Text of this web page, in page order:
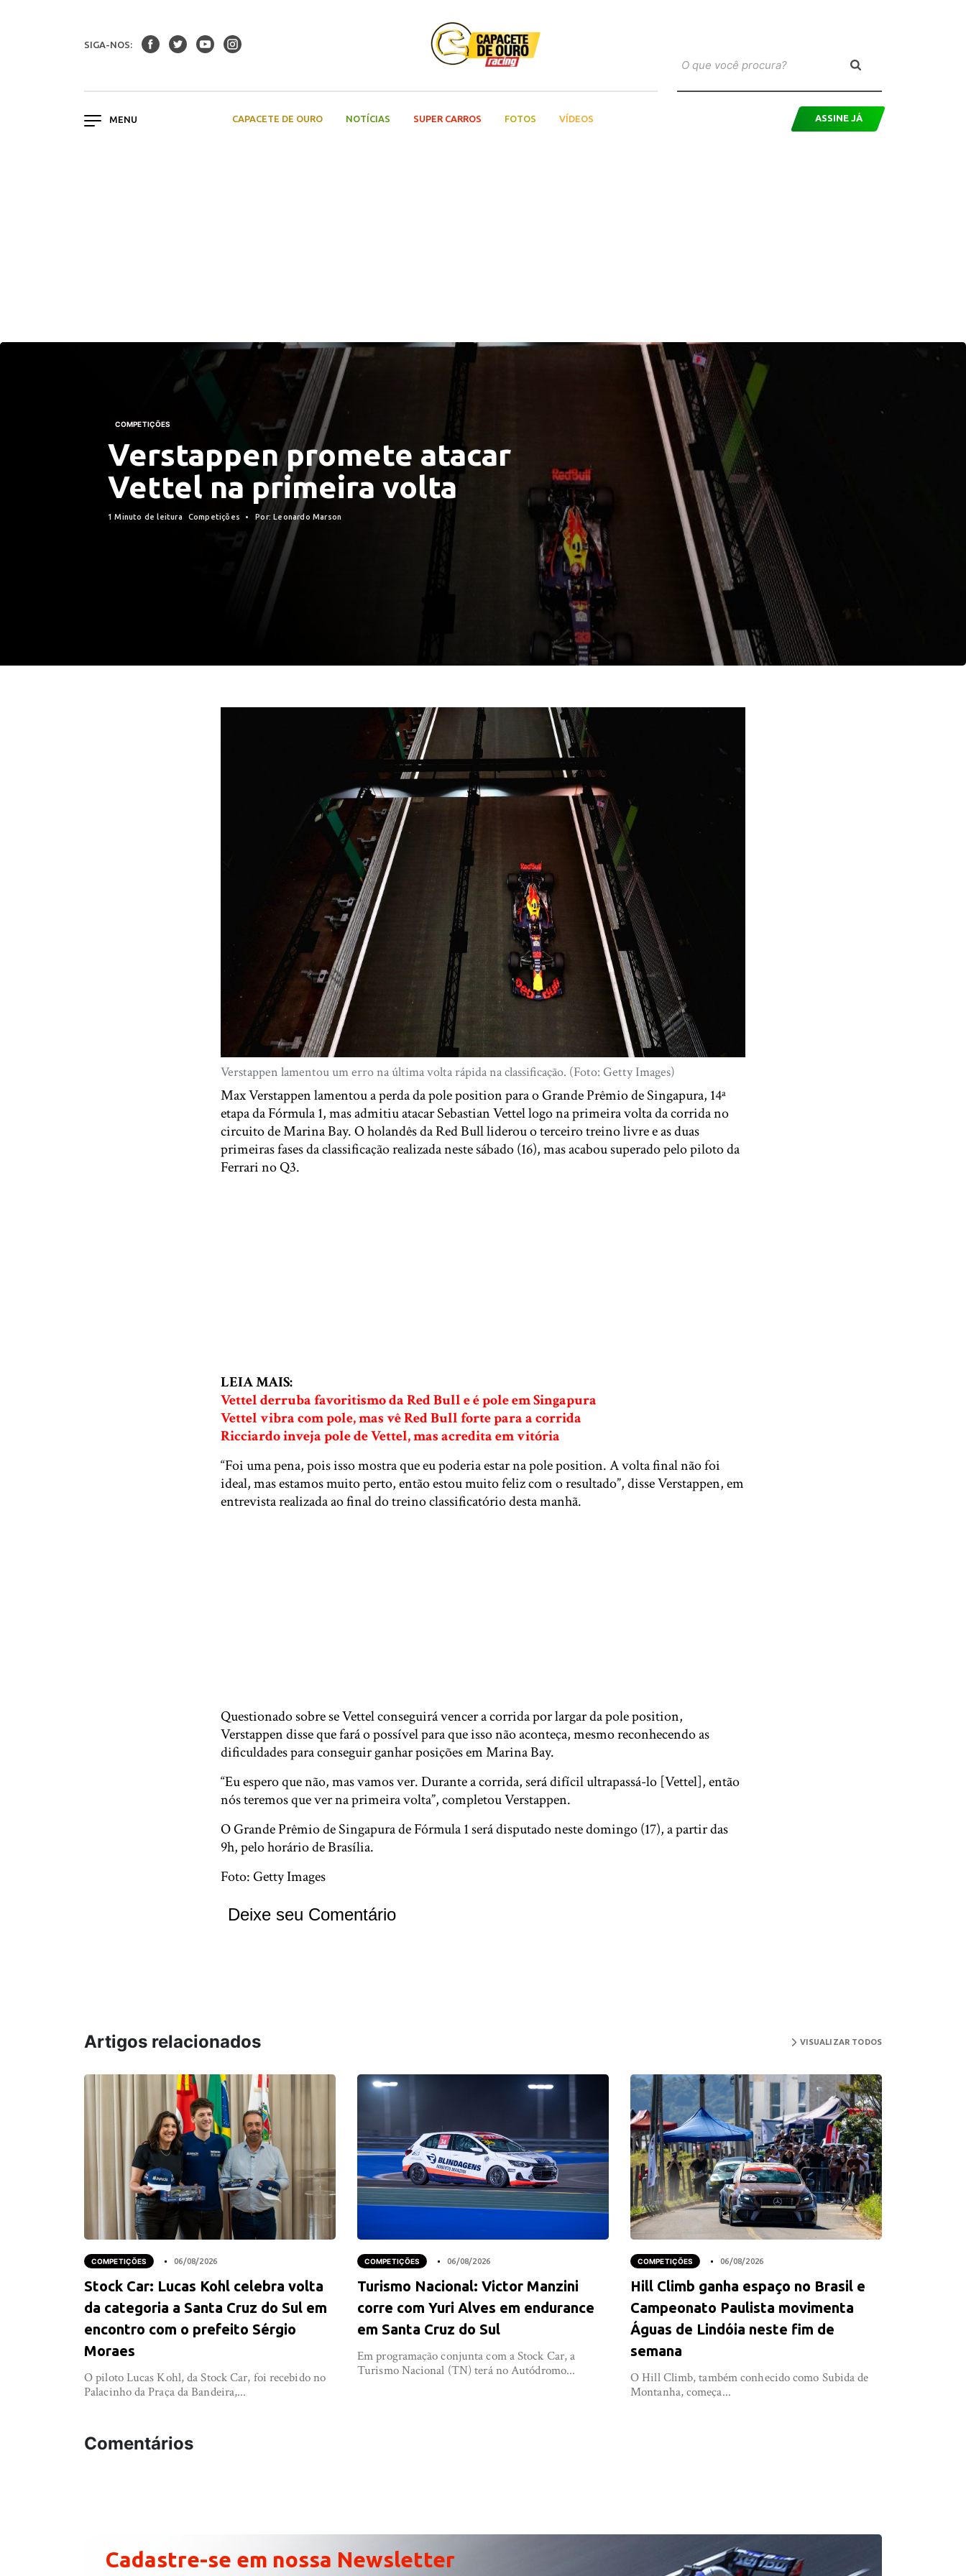
SIGA-NOS:
CAPACETE DE OURO NOTÍCIAS SUPER CARROS FOTOS VÍDEOS ASSINE JÁ
COMPETIÇÕES
Verstappen promete atacar
Vettel na primeira volta
1 Minuto de leitura Competições Por: Leonardo Marson
Verstappen lamentou um erro na última volta rápida na classificação. (Foto: Getty Images)
Max Verstappen lamentou a perda da pole position para o Grande Prêmio de Singapura, 14ª
etapa da Fórmula 1, mas admitiu atacar Sebastian Vettel logo na primeira volta da corrida no
circuito de Marina Bay. O holandês da Red Bull liderou o terceiro treino livre e as duas
primeiras fases da classificação realizada neste sábado (16), mas acabou superado pelo piloto da
Ferrari no Q3.
LEIA MAIS:
Vettel derruba favoritismo da Red Bull e é pole em Singapura
Vettel vibra com pole, mas vê Red Bull forte para a corrida
Ricciardo inveja pole de Vettel, mas acredita em vitória
“Foi uma pena, pois isso mostra que eu poderia estar na pole position. A volta final não foi
ideal, mas estamos muito perto, então estou muito feliz com o resultado”, disse Verstappen, em
entrevista realizada ao final do treino classificatório desta manhã.
Questionado sobre se Vettel conseguirá vencer a corrida por largar da pole position,
Verstappen disse que fará o possível para que isso não aconteça, mesmo reconhecendo as
dificuldades para conseguir ganhar posições em Marina Bay.
“Eu espero que não, mas vamos ver. Durante a corrida, será difícil ultrapassá-lo [Vettel], então
nós teremos que ver na primeira volta”, completou Verstappen.
O Grande Prêmio de Singapura de Fórmula 1 será disputado neste domingo (17), a partir das
9h, pelo horário de Brasília.
Foto: Getty Images
Deixe seu Comentário
Artigos relacionados VISUALIZAR TODOS
COMPETIÇÕES 06/08/2026
Stock Car: Lucas Kohl celebra volta
da categoria a Santa Cruz do Sul em
encontro com o prefeito Sérgio
Moraes
O piloto Lucas Kohl, da Stock Car, foi recebido no
Palacinho da Praça da Bandeira,...
COMPETIÇÕES 06/08/2026
Turismo Nacional: Victor Manzini
corre com Yuri Alves em endurance
em Santa Cruz do Sul
Em programação conjunta com a Stock Car, a
Turismo Nacional (TN) terá no Autódromo...
COMPETIÇÕES 06/08/2026
Hill Climb ganha espaço no Brasil e
Campeonato Paulista movimenta
Águas de Lindóia neste fim de
semana
O Hill Climb, também conhecido como Subida de
Montanha, começa...
Comentários
Cadastre-se em nossa Newsletter